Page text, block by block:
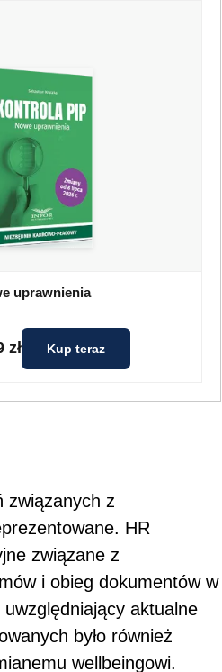
uprawnienia
zł Kup teraz
związanych z
HR
związane z
i obieg dokumentów w
aktualne
było również
wellbeingowi.